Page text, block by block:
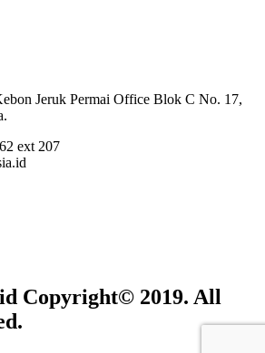
Jeruk Permai Office Blok C No. 17,
ext 207
Copyright© 2019. All